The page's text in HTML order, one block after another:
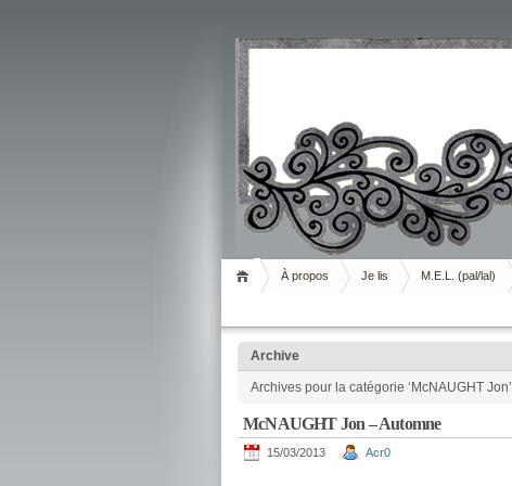
Livrement
À propos Je lis M.E.L. (pal/lal)
Archive
Archives pour la catégorie ‘McNAUGHT Jon’
McNAUGHT Jon – Automne
15/03/2013 Acr0